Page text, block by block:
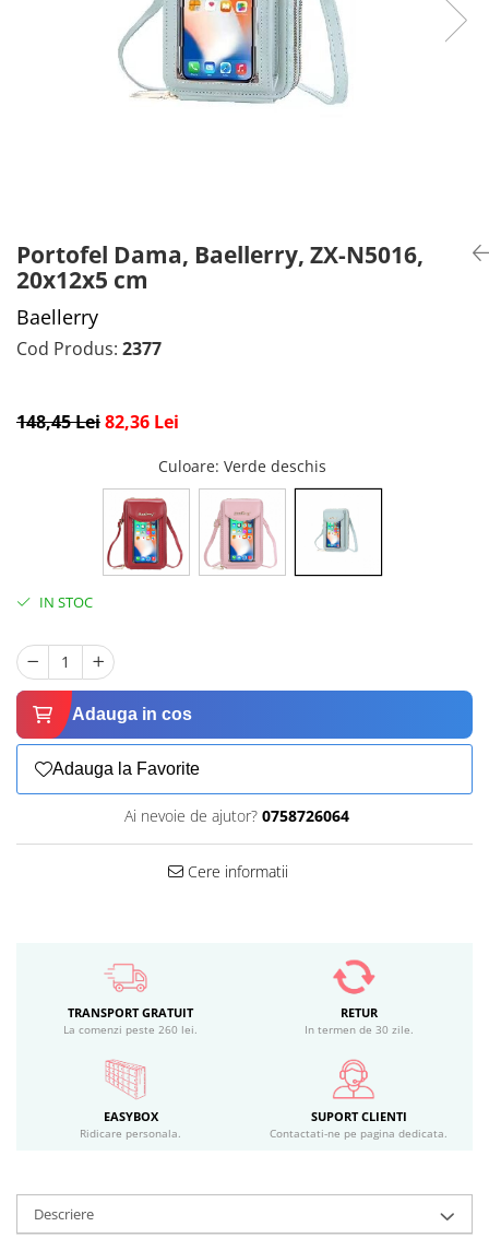
BRATARI DAMĂ
PORTOFELE DAMĂ
Portofel Dama, Baellerry, ZX-N5016,
20x12x5 cm
Baellerry
Cod Produs: 2377
148,45 Lei82,36 Lei
Culoare: Verde deschis
IN STOC
Adauga in cos
Adauga la Favorite
Ai nevoie de ajutor? 0758726064
Cere informatii
TRANSPORT GRATUIT
La comenzi peste 260 lei.
RETUR
In termen de 30 zile.
EASYBOX
Ridicare personala.
SUPORT CLIENTI
Contactati-ne pe pagina dedicata.
Descriere